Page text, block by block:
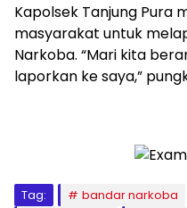
Kapolsek Tanjung Pura
masyarakat untuk
Narkoba. “Mari kita
laporkan ke saya,”
Tag: bandar narkoba